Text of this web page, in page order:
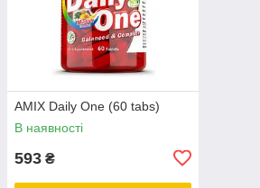
AMIX Daily One (60 tabs)
В наявності
593 ₴